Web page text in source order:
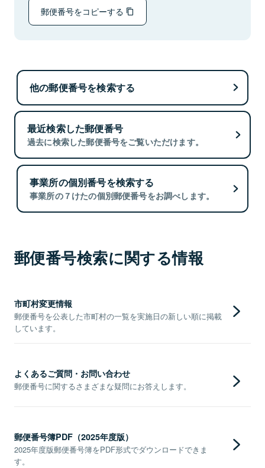
郵便番号をコピーする
他の郵便番号を検索する
最近検索した郵便番号
過去に検索した郵便番号をご覧いただけます。
事業所の個別番号を検索する
事業所の７けたの個別郵便番号をお調べします。
郵便番号検索に関する情報
市町村変更情報
郵便番号を公表した市町村の一覧を実施日の新しい順に掲載
しています。
よくあるご質問・お問い合わせ
郵便番号に関するさまざまな疑問にお答えします。
郵便番号簿PDF（2025年度版）
2025年度版郵便番号簿をPDF形式でダウンロードできま
す。